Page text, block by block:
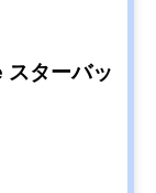
スターバッ